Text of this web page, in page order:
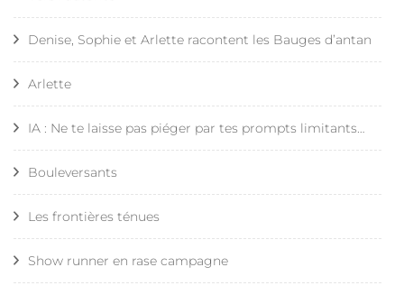
Denise, Sophie et Arlette racontent les Bauges d’antan
Arlette
IA : Ne te laisse pas piéger par tes prompts limitants…
Bouleversants
Les frontières ténues
Show runner en rase campagne